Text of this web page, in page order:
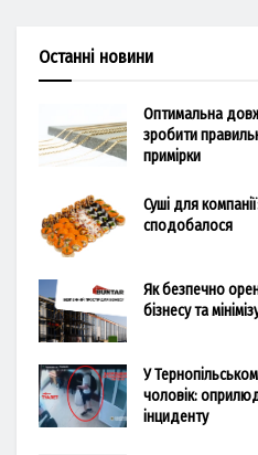
Останні новини
Оптимальна
зробити
примірки
Суші для
сподобалося
Як безпечно
бізнесу та
У
чоловік:
інциденту